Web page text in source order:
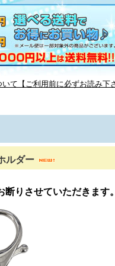
て【ご利用前に必ずお読み下
ルダー
断りさせていただきます